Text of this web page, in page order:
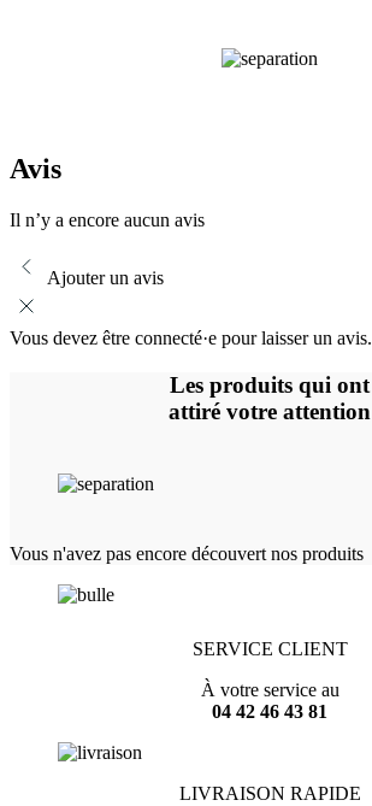
Avis
Il n’y a encore aucun avis
Ajouter un avis
Vous devez être connecté·e pour laisser un avis.
Les produits qui ont
attiré votre attention
Vous n'avez pas encore découvert nos produits
SERVICE CLIENT
À votre service au
04 42 46 43 81
LIVRAISON RAPIDE